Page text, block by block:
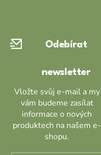
Odebírat
newsletter
Vložte svůj e-mail a my
vám budeme zasílat
informace o nových
produktech na našem e-
shopu.